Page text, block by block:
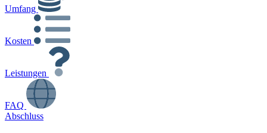
Umfang
Kosten
Leistungen
FAQ
Abschluss